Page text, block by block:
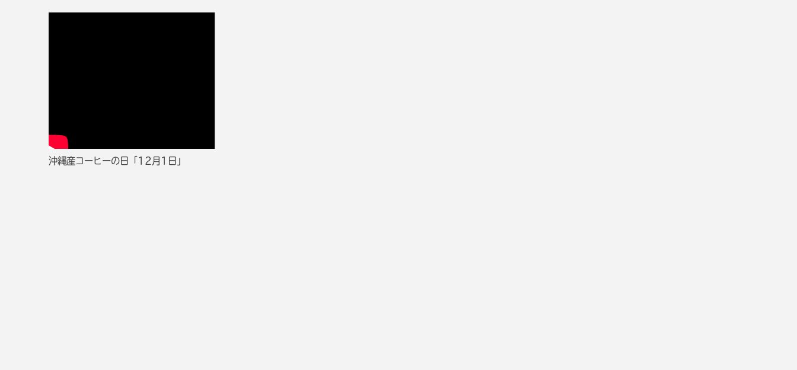
沖縄産コーヒーの日「12月1日」